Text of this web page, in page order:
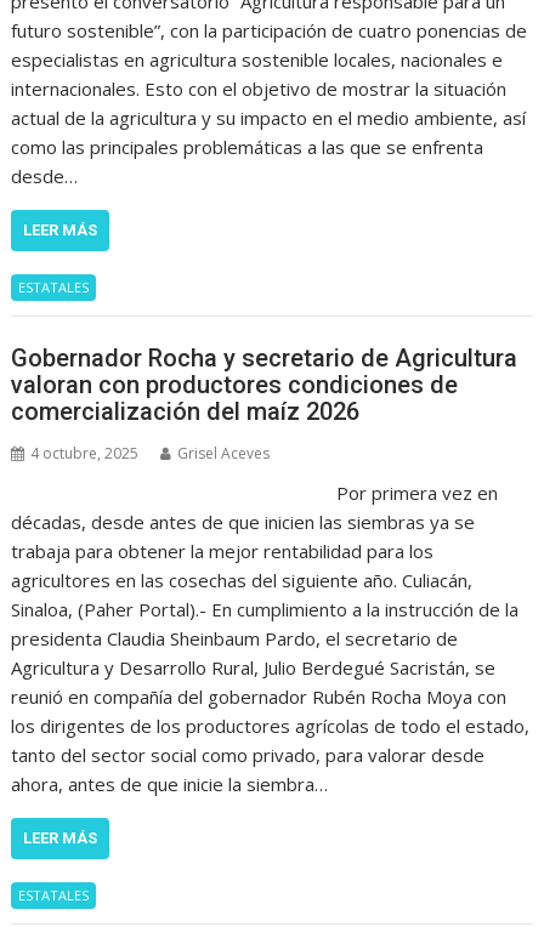
futuro sostenible”, con la participación de cuatro ponencias de
especialistas en agricultura sostenible locales, nacionales e
internacionales. Esto con el objetivo de mostrar la situación
actual de la agricultura y su impacto en el medio ambiente, así
como las principales problemáticas a las que se enfrenta
desde…
LEER MÁS
ESTATALES
Gobernador Rocha y secretario de Agricultura
valoran con productores condiciones de
comercialización del maíz 2026
4 octubre, 2025 Grisel Aceves
Por primera vez en
décadas, desde antes de que inicien las siembras ya se
trabaja para obtener la mejor rentabilidad para los
agricultores en las cosechas del siguiente año. Culiacán,
Sinaloa, (Paher Portal).- En cumplimiento a la instrucción de la
presidenta Claudia Sheinbaum Pardo, el secretario de
Agricultura y Desarrollo Rural, Julio Berdegué Sacristán, se
reunió en compañía del gobernador Rubén Rocha Moya con
los dirigentes de los productores agrícolas de todo el estado,
tanto del sector social como privado, para valorar desde
ahora, antes de que inicie la siembra…
LEER MÁS
ESTATALES